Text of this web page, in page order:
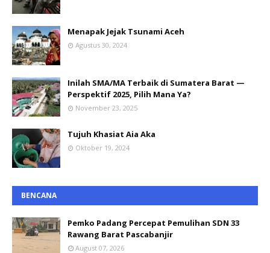
Menapak Jejak Tsunami Aceh
Agustus 30, 2024
Inilah SMA/MA Terbaik di Sumatera Barat —
Perspektif 2025, Pilih Mana Ya?
November 23, 2025
Tujuh Khasiat Aia Aka
Oktober 19, 2024
BENCANA
Pemko Padang Percepat Pemulihan SDN 33
Rawang Barat Pascabanjir
August 07, 2026